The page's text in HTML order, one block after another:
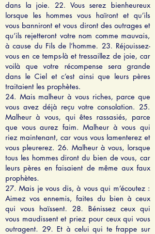
dans la joie. 22. Vous serez bienheureux
lorsque les hommes vous haïront et qu’ils
vous banniront et vous diront des outrages et
qu’ils rejetteront votre nom comme mauvais,
à cause du Fils de l’homme. 23. Réjouissez-
vous en ce temps-là et tressaillez de joie, car
voilà que votre récompense sera grande
dans le Ciel et c’est ainsi que leurs pères
traitaient les prophètes.
24. Mais malheur à vous riches, parce que
vous avez déjà reçu votre consolation. 25.
Malheur à vous, qui êtes rassasiés, parce
que vous aurez faim. Malheur à vous qui
riez maintenant, car vous vous lamenterez et
vous pleurerez. 26. Malheur à vous, lorsque
tous les hommes diront du bien de vous, car
leurs pères en faisaient de même aux faux
prophètes.
27. Mais je vous dis, à vous qui m’écoutez :
Aimez vos ennemis, faites du bien à ceux
qui vous haïssent. 28. Bénissez ceux qui
vous maudissent et priez pour ceux qui vous
outragent. 29. Et à celui qui te frappe sur